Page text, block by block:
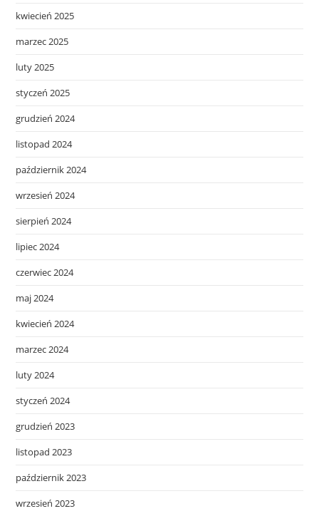
kwiecień 2025
marzec 2025
luty 2025
styczeń 2025
grudzień 2024
listopad 2024
październik 2024
wrzesień 2024
sierpień 2024
lipiec 2024
czerwiec 2024
maj 2024
kwiecień 2024
marzec 2024
luty 2024
styczeń 2024
grudzień 2023
listopad 2023
październik 2023
wrzesień 2023